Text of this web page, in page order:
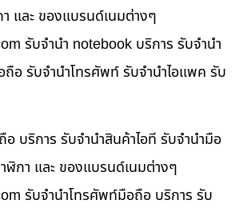
และ ของแบรนด์เนมต่างๆ
รับจำนำ notebook บริการ รับจำนำ
ถือ รับจำนำโทรศัพท์ รับจำนำไอแพค รับ
บริการ รับจำนำสินค้าไอที รับจำนำมือ
ฬิกา และ ของแบรนด์เนมต่างๆ
รับจำนำโทรศัพท์มือถือ บริการ รับ